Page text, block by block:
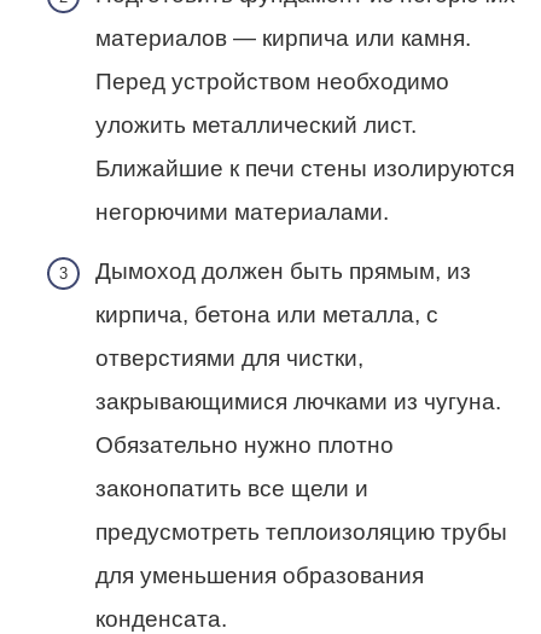
материалов — кирпича или камня.
Перед устройством необходимо
уложить металлический лист.
Ближайшие к печи стены изолируются
негорючими материалами.
Дымоход должен быть прямым, из
кирпича, бетона или металла, с
отверстиями для чистки,
закрывающимися лючками из чугуна.
Обязательно нужно плотно
законопатить все щели и
предусмотреть теплоизоляцию трубы
для уменьшения образования
конденсата.